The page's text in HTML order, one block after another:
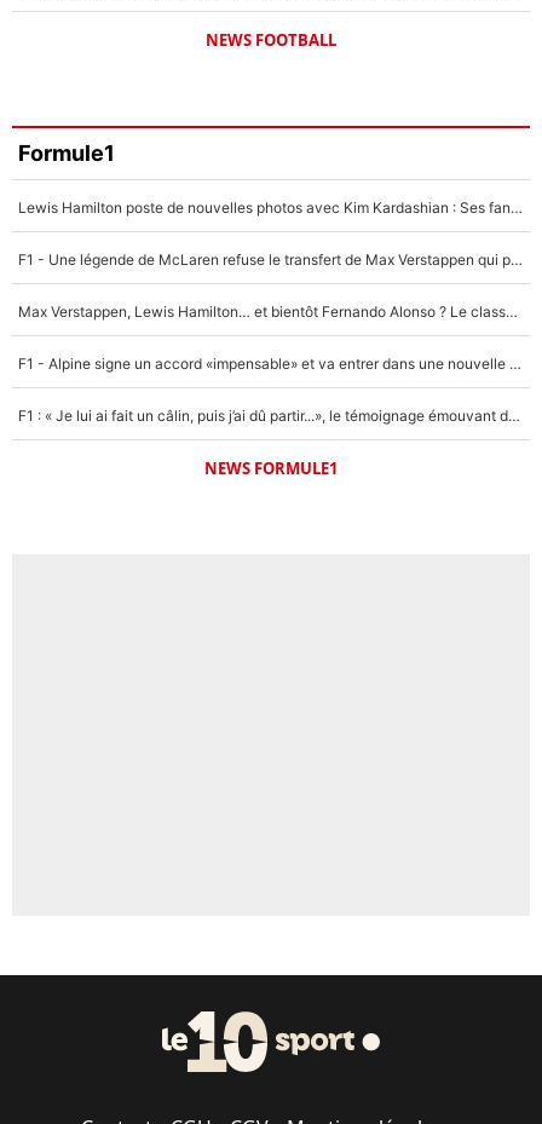
NEWS FOOTBALL
Formule1
Lewis Hamilton poste de nouvelles photos avec Kim Kardashian : Ses fans le voient déjà redevenir champion du monde de F1 grâce à elle !
F1 - Une légende de McLaren refuse le transfert de Max Verstappen qui pourrait «faire des vagues» et plomber l'ambiance dans l'équipe
Max Verstappen, Lewis Hamilton… et bientôt Fernando Alonso ? Le classement des pilotes les mieux payés en Formule 1 risque de changer !
F1 - Alpine signe un accord «impensable» et va entrer dans une nouvelle dimension : Grande nouvelle pour Pierre Gasly !
F1 : « Je lui ai fait un câlin, puis j’ai dû partir...», le témoignage émouvant de Max Verstappen sur sa fille
NEWS FORMULE1